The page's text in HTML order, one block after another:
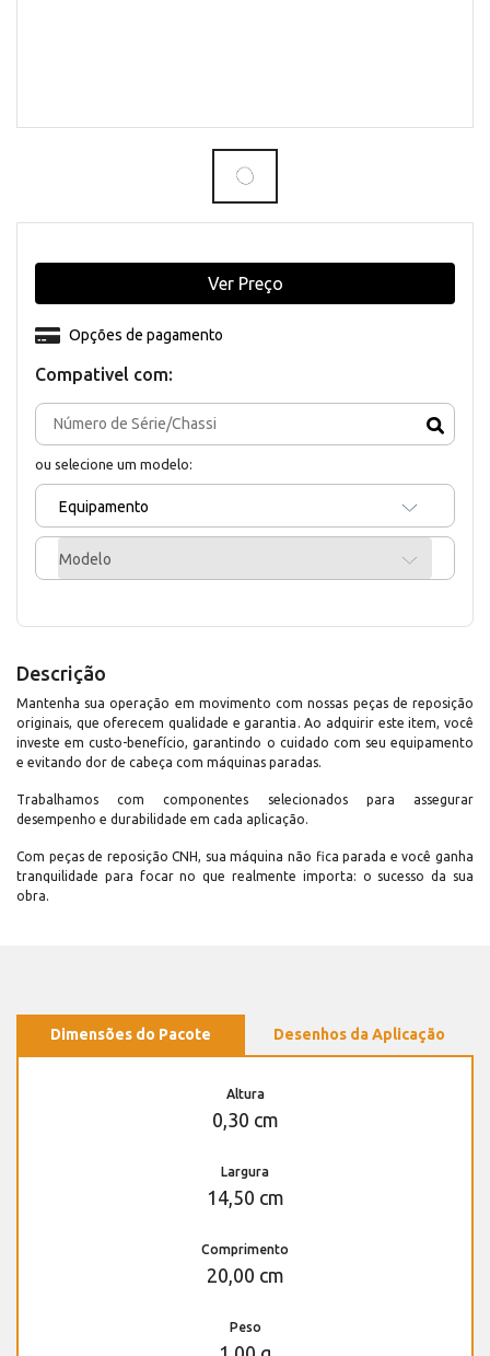
Compativel com:
ou selecione um modelo:
Equipamento
Modelo
Opções de pagamento
Ver Preço
Descrição
Mantenha sua operação em movimento com nossas peças de reposição
originais, que oferecem qualidade e garantia. Ao adquirir este item, você
investe em custo-benefício, garantindo o cuidado com seu equipamento
e evitando dor de cabeça com máquinas paradas.
Trabalhamos com componentes selecionados para assegurar
desempenho e durabilidade em cada aplicação.
Com peças de reposição CNH, sua máquina não fica parada e você ganha
tranquilidade para focar no que realmente importa: o sucesso da sua
obra.
Dimensões do Pacote Desenhos da Aplicação
Altura
0,30 cm
Largura
14,50 cm
Comprimento
20,00 cm
Peso